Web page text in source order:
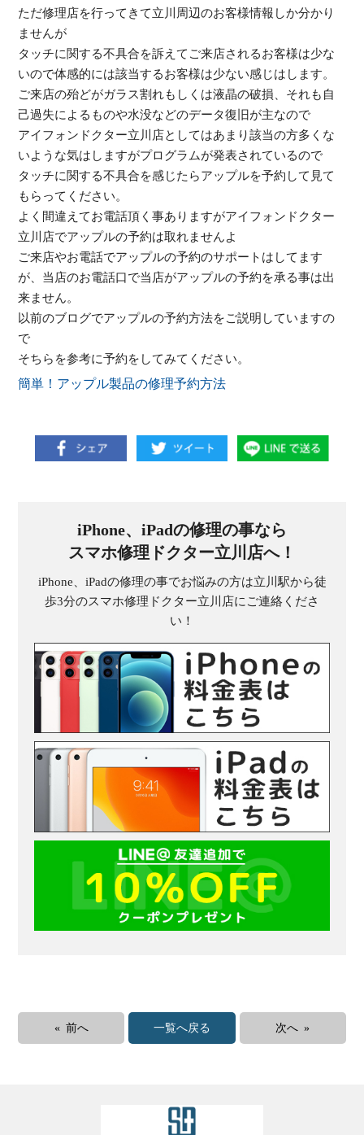
ただ修理店を行ってきて立川周辺のお客様情報しか分かり
ませんが
タッチに関する不具合を訴えてご来店されるお客様は少な
いので体感的には該当するお客様は少ない感じはします。
ご来店の殆どがガラス割れもしくは液晶の破損、それも自
己過失によるものや水没などのデータ復旧が主なので
アイフォンドクター立川店としてはあまり該当の方多くな
いような気はしますがプログラムが発表されているので
タッチに関する不具合を感じたらアップルを予約して見て
もらってください。
よく間違えてお電話頂く事ありますがアイフォンドクター
立川店でアップルの予約は取れませんよ
ご来店やお電話でアップルの予約のサポートはしてます
が、当店のお電話口で当店がアップルの予約を承る事は出
来ません。
以前のブログでアップルの予約方法をご説明していますの
で
そちらを参考に予約をしてみてください。
簡単！アップル製品の修理予約方法
iPhone、iPadの修理の事なら
スマホ修理ドクター立川店へ！
iPhone、iPadの修理の事でお悩みの方は立川駅から徒
歩3分のスマホ修理ドクター立川店にご連絡くださ
い！
« 前へ 一覧へ戻る 次へ »